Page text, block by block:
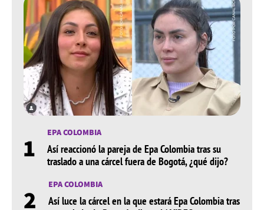
1 EPA COLOMBIA
Así reaccionó la pareja de Epa Colombia tras su
traslado a una cárcel fuera de Bogotá, ¿qué dijo?
2 EPA COLOMBIA
Así luce la cárcel en la que estará Epa Colombia tras